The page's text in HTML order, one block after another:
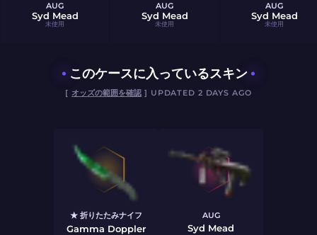
AUG
Syd Mead
未使用
AUG
Syd Mead
未使用
AUG
Syd Mead
未使用
このケースに入っているスキン
[ オッズの範囲を確認] UPDATED 2 DAYS AGO
★ 折りたたみナイフ
Gamma Doppler
AUG
Syd Mead